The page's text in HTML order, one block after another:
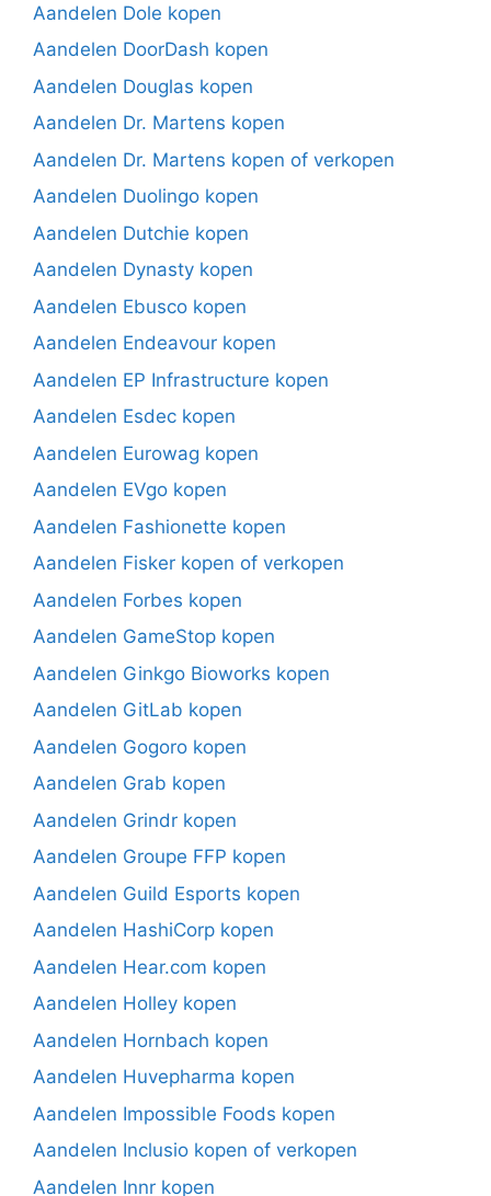
Aandelen Dole kopen
Aandelen DoorDash kopen
Aandelen Douglas kopen
Aandelen Dr. Martens kopen
Aandelen Dr. Martens kopen of verkopen
Aandelen Duolingo kopen
Aandelen Dutchie kopen
Aandelen Dynasty kopen
Aandelen Ebusco kopen
Aandelen Endeavour kopen
Aandelen EP Infrastructure kopen
Aandelen Esdec kopen
Aandelen Eurowag kopen
Aandelen EVgo kopen
Aandelen Fashionette kopen
Aandelen Fisker kopen of verkopen
Aandelen Forbes kopen
Aandelen GameStop kopen
Aandelen Ginkgo Bioworks kopen
Aandelen GitLab kopen
Aandelen Gogoro kopen
Aandelen Grab kopen
Aandelen Grindr kopen
Aandelen Groupe FFP kopen
Aandelen Guild Esports kopen
Aandelen HashiCorp kopen
Aandelen Hear.com kopen
Aandelen Holley kopen
Aandelen Hornbach kopen
Aandelen Huvepharma kopen
Aandelen Impossible Foods kopen
Aandelen Inclusio kopen of verkopen
Aandelen Innr kopen